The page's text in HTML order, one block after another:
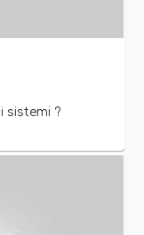
sistemi ?